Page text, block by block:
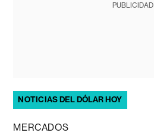
PUBLICIDAD
NOTICIAS DEL DÓLAR HOY
MERCADOS